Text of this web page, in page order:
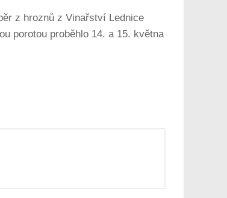
z hroznů z Vinařství Lednice
porotou proběhlo 14. a 15. května